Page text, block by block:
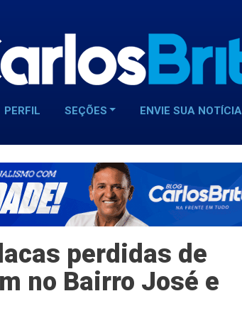
PERFIL SEÇÕES ENVIE SUA NOTÍCIA
perdidas de
no Bairro José e